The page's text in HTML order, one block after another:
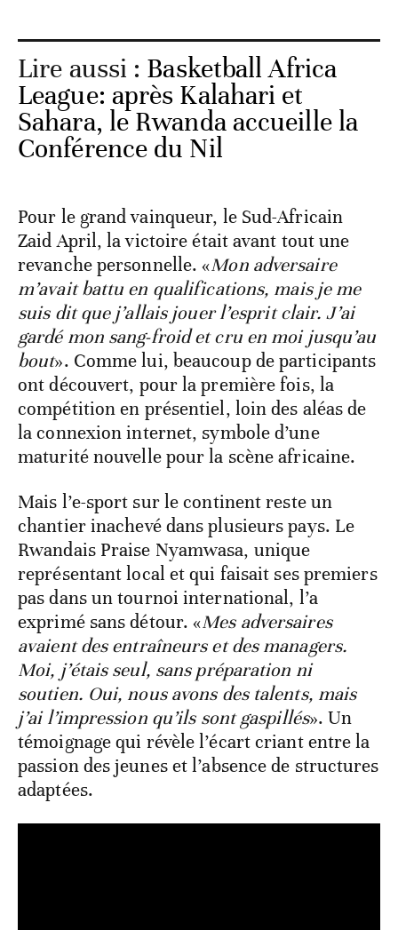
Lire aussi : Basketball Africa
League: après Kalahari et
Sahara, le Rwanda accueille la
Conférence du Nil
Pour le grand vainqueur, le Sud-Africain
Zaid April, la victoire était avant tout une
revanche personnelle. «Mon adversaire
m’avait battu en qualifications, mais je me
suis dit que j’allais jouer l’esprit clair. J’ai
gardé mon sang-froid et cru en moi jusqu’au
bout». Comme lui, beaucoup de participants
ont découvert, pour la première fois, la
compétition en présentiel, loin des aléas de
la connexion internet, symbole d’une
maturité nouvelle pour la scène africaine.
Mais l’e-sport sur le continent reste un
chantier inachevé dans plusieurs pays. Le
Rwandais Praise Nyamwasa, unique
représentant local et qui faisait ses premiers
pas dans un tournoi international, l’a
exprimé sans détour. «Mes adversaires
avaient des entraîneurs et des managers.
Moi, j’étais seul, sans préparation ni
soutien. Oui, nous avons des talents, mais
j’ai l’impression qu’ils sont gaspillés». Un
témoignage qui révèle l’écart criant entre la
passion des jeunes et l’absence de structures
adaptées.